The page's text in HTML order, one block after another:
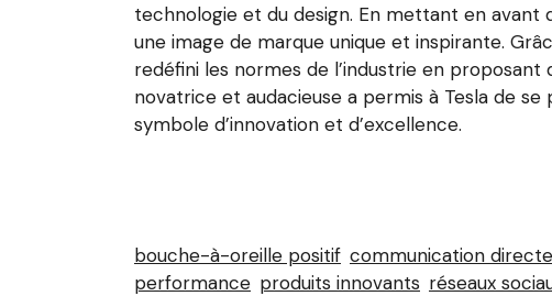
technologie et du design. En mettant en avant
une image de marque unique et inspirante.
redéfini les normes de l’industrie en
novatrice et audacieuse a permis à Tesla de
symbole d’innovation et d’excellence.
bouche-à-oreille positif communication directe
performance produits innovants réseaux